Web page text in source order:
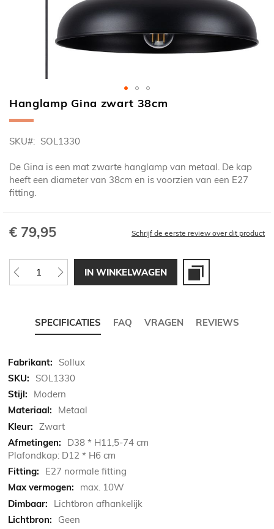
Ga
naar
begin
de
afbeeldingen-
gallerij
Hanglamp Gina zwart 38cm
SKU SOL1330
De Gina is een mat zwarte hanglamp van metaal. De kap
heeft een diameter van 38cm en is voorzien van een E27
fitting.
€ 79,95 Schrijf de eerste review over dit product
IN WINKELWAGEN
SPECIFICATIES FAQ VRAGEN REVIEWS
Meer
informatie
Sollux
SOL1330
Modern
Metaal
Zwart
D38 * H11,5-74 cm
Plafondkap: D12 * H6 cm
E27 normale fitting
max. 10W
Lichtbron afhankelijk
Geen